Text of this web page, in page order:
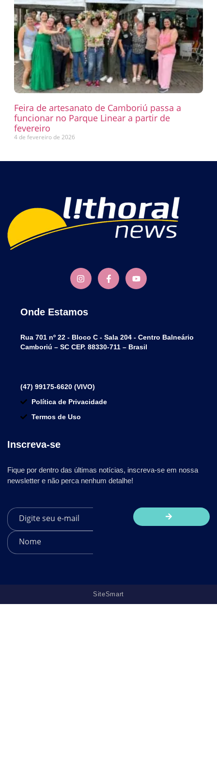
Feira de artesanato de Camboriú passa a
funcionar no Parque Linear a partir de
fevereiro
4 de fevereiro de 2026
Onde Estamos
Rua 701 nº 22 - Bloco C - Sala 204 - Centro Balneário
Camboriú – SC CEP. 88330-711 – Brasil
(47) 99175-6620 (VIVO)
Política de Privacidade
Termos de Uso
Inscreva-se
Fique por dentro das últimas notícias, inscreva-se em nossa
newsletter e não perca nenhum detalhe!
SiteSmart